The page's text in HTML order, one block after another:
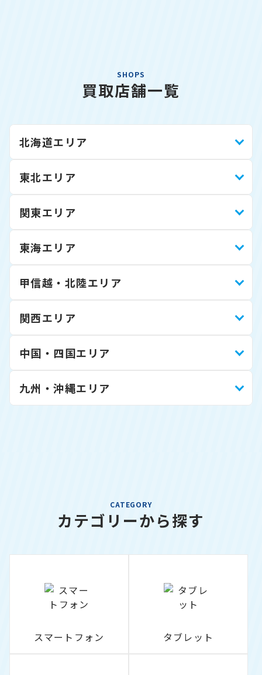
SHOPS
買取店舗一覧
北海道エリア
東北エリア
関東エリア
東海エリア
甲信越・北陸エリア
関西エリア
中国・四国エリア
九州・沖縄エリア
CATEGORY
カテゴリーから探す
スマートフォン タブレット